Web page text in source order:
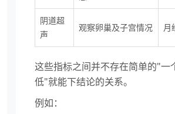
阴道超
声
观察卵巢及子宫情况 月
这些指标之间并不存在简单的"一
低"就能下结论的关系。
例如：